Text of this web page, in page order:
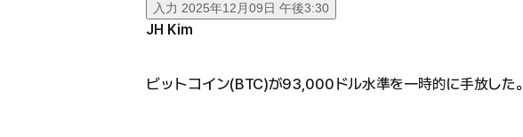
入力 2025年12月09日 午後3:30
JH Kim
ビットコイン(BTC)が93,000ドル水準を一時的に手放した。